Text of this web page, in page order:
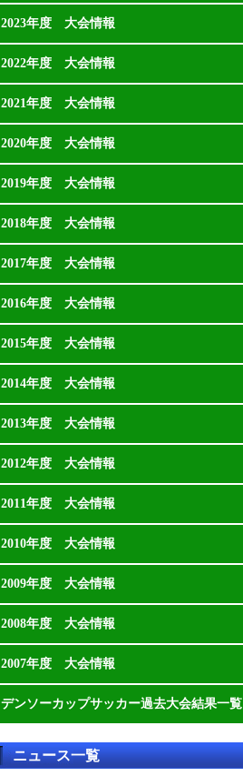
2023年度 大会情報
2022年度 大会情報
2021年度 大会情報
2020年度 大会情報
2019年度 大会情報
2018年度 大会情報
2017年度 大会情報
2016年度 大会情報
2015年度 大会情報
2014年度 大会情報
2013年度 大会情報
2012年度 大会情報
2011年度 大会情報
2010年度 大会情報
2009年度 大会情報
2008年度 大会情報
2007年度 大会情報
デンソーカップサッカー過去大会結果一覧
ニュース一覧